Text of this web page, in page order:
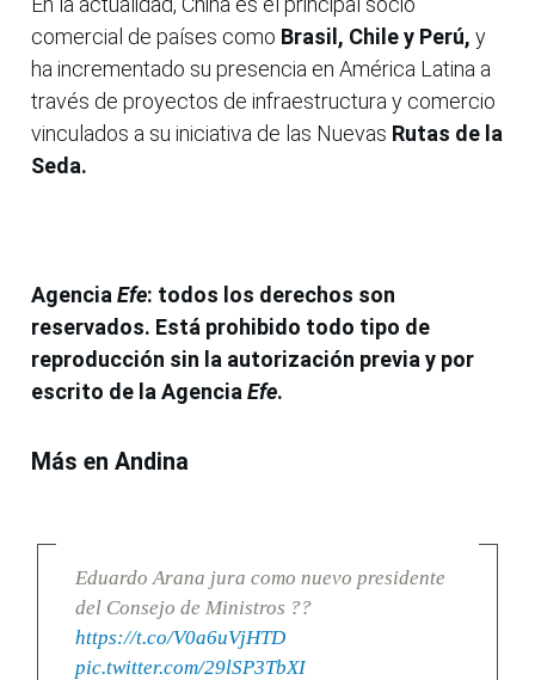
comercial de países como Brasil, Chile y Perú, y
ha incrementado su presencia en América Latina a
través de proyectos de infraestructura y comercio
vinculados a su iniciativa de las Nuevas Rutas de la
Seda.
Agencia Efe: todos los derechos son
reservados. Está prohibido todo tipo de
reproducción sin la autorización previa y por
escrito de la Agencia Efe.
Más en Andina
Eduardo Arana jura como nuevo presidente
del Consejo de Ministros ??
https://t.co/V0a6uVjHTD
pic.twitter.com/29lSP3TbXI